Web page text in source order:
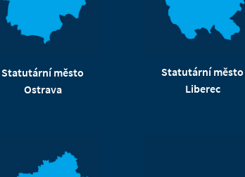
Statutární město
Ostrava
Statutární město
Liberec